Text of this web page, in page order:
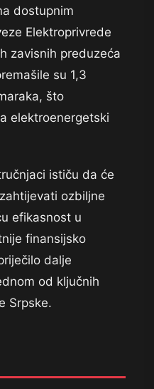
dostupnim
Elektroprivrede
zavisnih preduzeća
su 1,3
što
elektroenergetski
ističu da će
ozbiljne
efikasnost u
finansijsko
dalje
od ključnih
Srpske.